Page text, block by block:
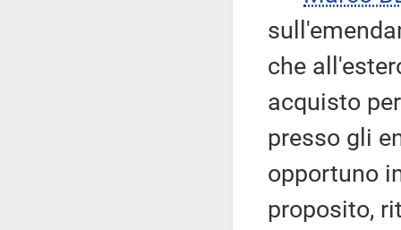
che
acquisto
presso gli
opportuno
proposito,